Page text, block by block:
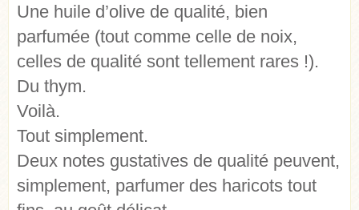
Une huile d’olive de qualité, bien
parfumée (tout comme celle de noix,
celles de qualité sont tellement rares !).
Du thym.
Voilà.
Tout simplement.
Deux notes gustatives de qualité peuvent,
simplement, parfumer des haricots tout